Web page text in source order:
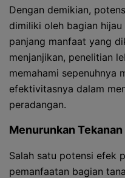
Dengan demikian,
dimiliki oleh bagian
panjang manfaat yang
menjanjikan, penelitian
memahami sepenuhnya
efektivitasnya dalam
peradangan.
Menurunkan Tekanan
Salah satu potensi efek
pemanfaatan bagian